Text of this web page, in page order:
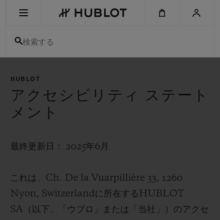
検索する
HUBLOT
アクセシビリティ ステート
メント
最終更新日： 2025年6月
これは、Ch. De la Vuarpillière 33, 1260
Nyon, Switzerlandに所在するHUBLOT
SA（以下、「ウブロ」または「当社」）のアクセ
最近の検索はありません
新作